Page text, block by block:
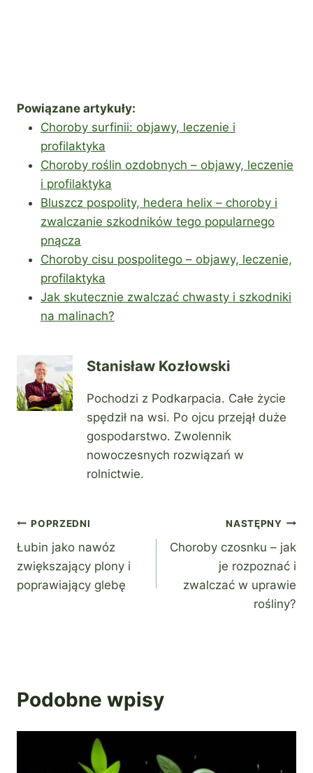
Powiązane artykuły:
Choroby surfinii: objawy, leczenie i
profilaktyka
Choroby roślin ozdobnych – objawy, leczenie
i profilaktyka
Bluszcz pospolity, hedera helix – choroby i
zwalczanie szkodników tego popularnego
pnącza
Choroby cisu pospolitego – objawy, leczenie,
profilaktyka
Jak skutecznie zwalczać chwasty i szkodniki
na malinach?
Stanisław Kozłowski
Pochodzi z Podkarpacia. Całe życie
spędził na wsi. Po ojcu przejął duże
gospodarstwo. Zwolennik
nowoczesnych rozwiązań w
rolnictwie.
Nawigacja
wpisu
POPRZEDNI
Łubin jako nawóz
zwiększający plony i
poprawiający glebę
NASTĘPNY
Choroby czosnku – jak
je rozpoznać i
zwalczać w uprawie
rośliny?
Podobne wpisy